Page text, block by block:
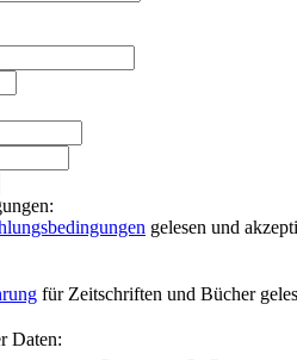
gelesen und
für Zeitschriften und Bücher
Daten: